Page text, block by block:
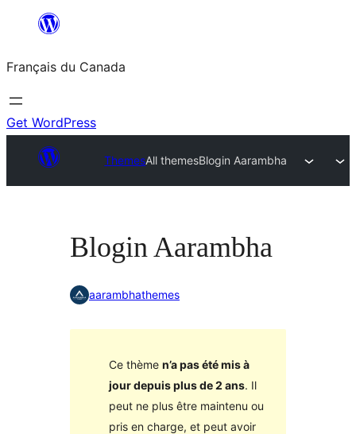
contenu
Français du Canada
Get WordPress
ThemesAll themesBlogin Aarambha
Blogin Aarambha
aarambhathemes
Ce thème n’a pas été mis à
jour depuis plus de 2 ans. Il
peut ne plus être maintenu ou
pris en charge, et peut avoir